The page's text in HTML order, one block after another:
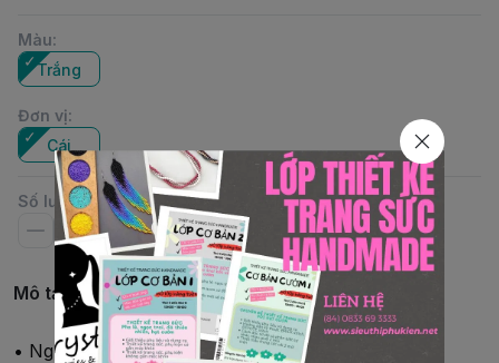
Màu:
Trắng
Đơn vị:
Cái
Số lượng
Mô tả chi tiết
• Nguyên phụ liệu:pha lê Swarovski®